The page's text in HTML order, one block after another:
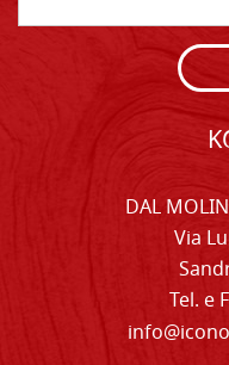
DAL
Via
Tel. e